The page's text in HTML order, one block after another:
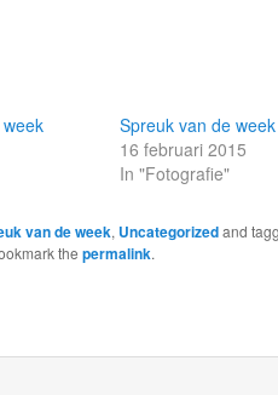
Spreuk van de week
16 februari 2015
In "Fotografie"
van de week, Uncategorizedand
the permalink.